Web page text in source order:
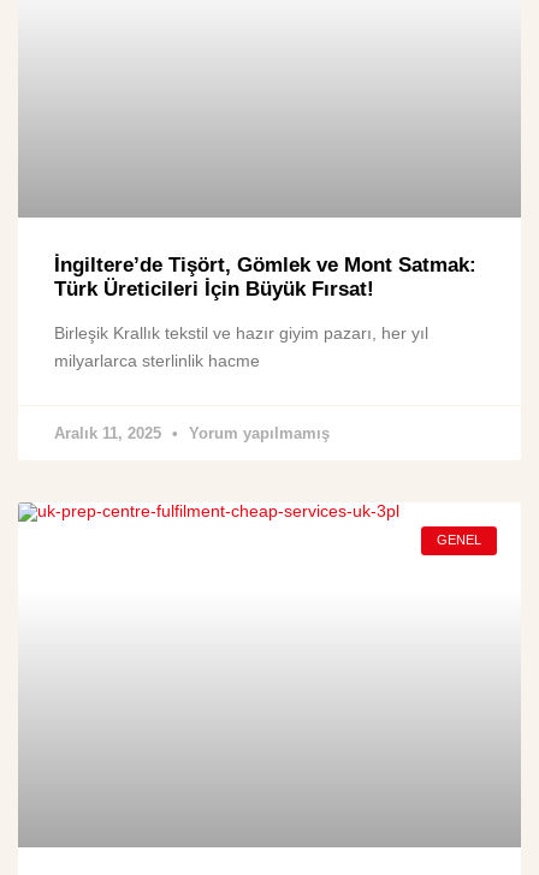
İngiltere’de Tişört, Gömlek ve Mont Satmak:
Türk Üreticileri İçin Büyük Fırsat!
Birleşik Krallık tekstil ve hazır giyim pazarı, her yıl
milyarlarca sterlinlik hacme
Aralık 11, 2025 Yorum yapılmamış
GENEL